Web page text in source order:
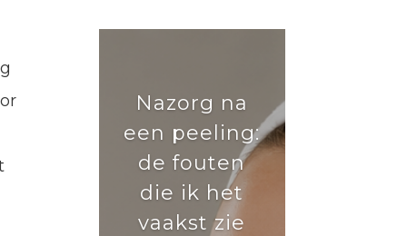
Nazorg na
een peeling:
de fouten
die ik het
vaakst zie